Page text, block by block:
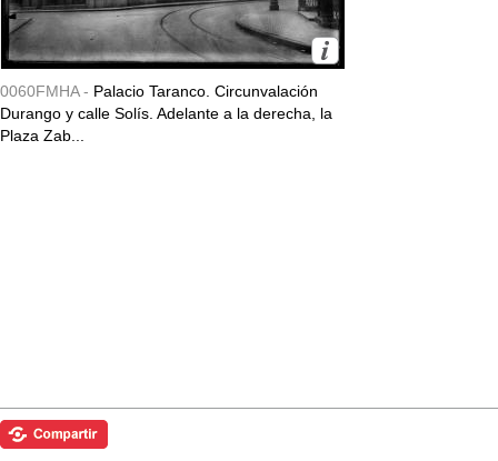
0060FMHA - Palacio Taranco. Circunvalación
Durango y calle Solís. Adelante a la derecha, la
Plaza Zab...